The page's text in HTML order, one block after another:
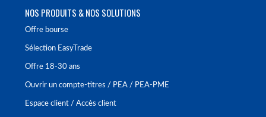
NOS PRODUITS & NOS SOLUTIONS
Offre bourse
Sélection EasyTrade
Offre 18-30 ans
Ouvrir un compte-titres / PEA / PEA-PME
Espace client / Accès client